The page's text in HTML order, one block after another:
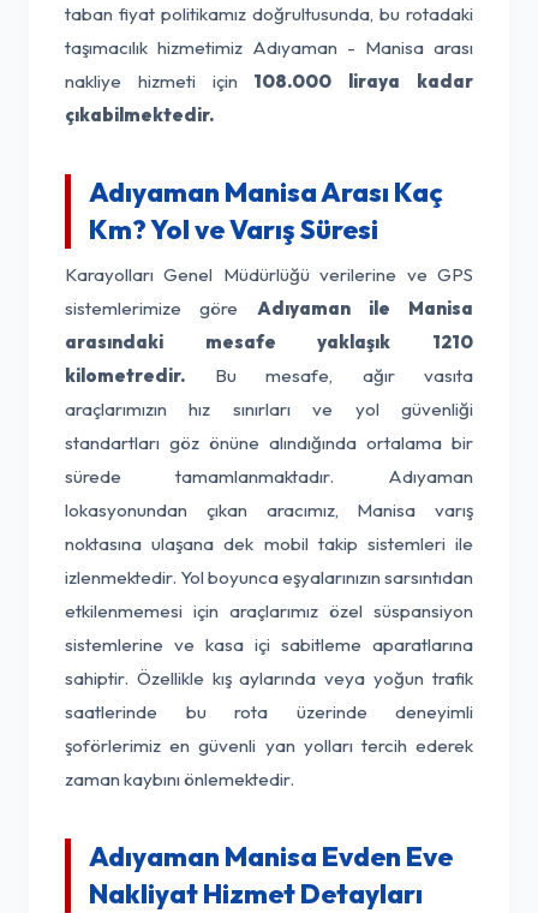
taban fiyat politikamız doğrultusunda, bu rotadaki
taşımacılık hizmetimiz Adıyaman - Manisa arası
nakliye hizmeti için 108.000 liraya kadar
çıkabilmektedir.
Adıyaman Manisa Arası Kaç
Km? Yol ve Varış Süresi
Karayolları Genel Müdürlüğü verilerine ve GPS
sistemlerimize göre Adıyaman ile Manisa
arasındaki mesafe yaklaşık 1210
kilometredir. Bu mesafe, ağır vasıta
araçlarımızın hız sınırları ve yol güvenliği
standartları göz önüne alındığında ortalama bir
sürede tamamlanmaktadır. Adıyaman
lokasyonundan çıkan aracımız, Manisa varış
noktasına ulaşana dek mobil takip sistemleri ile
izlenmektedir. Yol boyunca eşyalarınızın sarsıntıdan
etkilenmemesi için araçlarımız özel süspansiyon
sistemlerine ve kasa içi sabitleme aparatlarına
sahiptir. Özellikle kış aylarında veya yoğun trafik
saatlerinde bu rota üzerinde deneyimli
şoförlerimiz en güvenli yan yolları tercih ederek
zaman kaybını önlemektedir.
Adıyaman Manisa Evden Eve
Nakliyat Hizmet Detayları